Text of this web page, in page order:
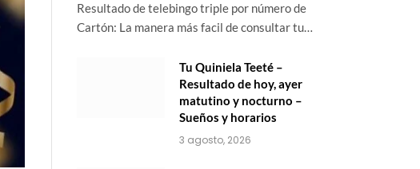
Resultado de telebingo triple por número de
Cartón: La manera más facil de consultar tu…
Tu Quiniela Teeté –
Resultado de hoy, ayer
matutino y nocturno –
Sueños y horarios
3 agosto, 2026